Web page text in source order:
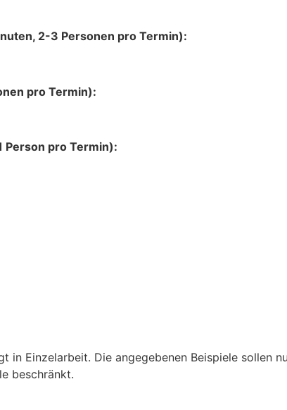
2-3 Personen pro Termin):
pro Termin):
Person pro Termin):
Einzelarbeit. Die angegebenen Beispiele sollen
beschränkt.